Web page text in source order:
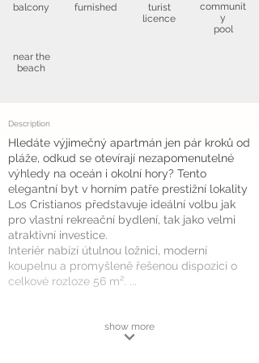
balcony
near the
beach
furnished
turist
licence
communit
y
pool
Description
Hledáte výjimečný apartmán jen pár kroků od
pláže, odkud se otevírají nezapomenutelné
výhledy na oceán i okolní hory? Tento
elegantní byt v horním patře prestižní lokality
Los Cristianos představuje ideální volbu jak
pro vlastní rekreační bydlení, tak jako velmi
atraktivní investice.
Interiér nabízí útulnou ložnici, moderní
koupelnu a promyšleně řešenou dispozici o
celkové rozloze 56 m². ...
show more